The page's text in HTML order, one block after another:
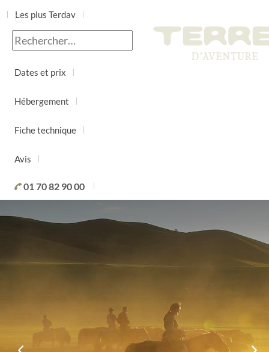
Les plus Terdav
Jour par jour
Dates et prix
Hébergement
Fiche technique
Avis
01 70 82 90 00